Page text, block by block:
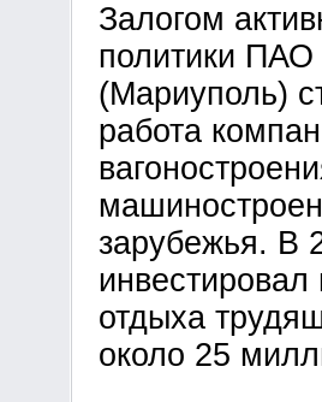
Залогом
политики
(Мариуполь)
работа
зарубежья. В
инвестировал
отдыха
около 25